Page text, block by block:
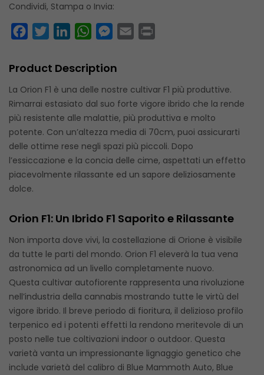
Condividi, Stampa o Invia:
FacebookTwitterLinkedInWhatsAppMessenger
Email
Product Description
La Orion F1 è una delle nostre cultivar F1 più produttive.
Rimarrai estasiato dal suo forte vigore ibrido che la rende
più resistente alle malattie, più produttiva e molto
potente. Con un’altezza media di 70cm, puoi assicurarti
delle ottime rese negli spazi più piccoli. Dopo
l’essiccazione e la concia delle cime, aspettati un effetto
piacevolmente rilassante ed un sapore deliziosamente
dolce.
Orion F1: Un Ibrido F1 Saporito e Rilassante
Non importa dove vivi, la costellazione di Orione è visibile
da tutte le parti del mondo. Orion F1 eleverà la tua vena
astronomica ad un livello completamente nuovo.
Questa cultivar autofiorente rappresenta una rivoluzione
nell’industria della cannabis mostrando tutte le virtù del
vigore ibrido. Il breve periodo di fioritura, il delizioso profilo
terpenico ed i potenti effetti la rendono meritevole di un
posto nelle tue coltivazioni indoor o outdoor. Questa
varietà vanta un impressionante lignaggio genetico che
include varietà del calibro di Blue Mammoth Auto, Blue